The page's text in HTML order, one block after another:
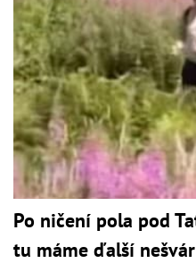
Po ničení pola pod
tu máme ďalší